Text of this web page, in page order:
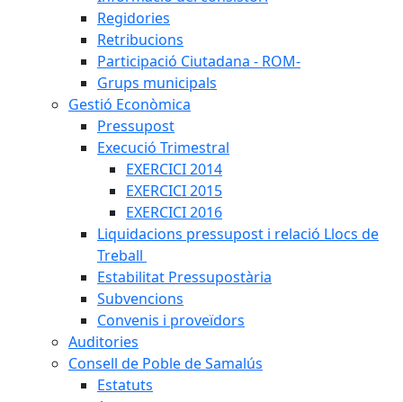
Regidories
Retribucions
Participació Ciutadana - ROM-
Grups municipals
Gestió Econòmica
Pressupost
Execució Trimestral
EXERCICI 2014
EXERCICI 2015
EXERCICI 2016
Liquidacions pressupost i relació Llocs de
Treball
Estabilitat Pressupostària
Subvencions
Convenis i proveïdors
Auditories
Consell de Poble de Samalús
Estatuts